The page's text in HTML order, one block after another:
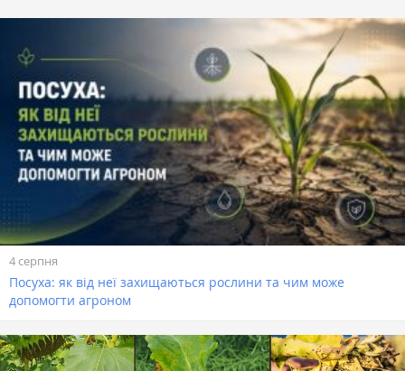
4 серпня
Посуха: як від неї захищаються рослини та чим може
допомогти агроном